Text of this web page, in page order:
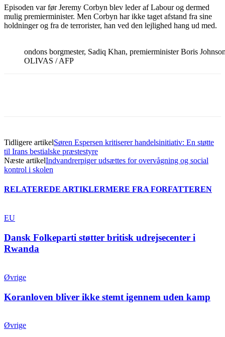
Episoden var før Jeremy Corbyn blev leder af Labour og dermed
mulig premierminister. Men Corbyn har ikke taget afstand fra sine
holdninger og fra de terrorister, han ved den lejlighed hang ud med.
ondons borgmester, Sadiq Khan, premierminister Boris
OLIVAS / AFP
Tidligere artikelSøren Espersen kritiserer handelsinitiativ: En støtte
til Irans bestialske præstestyre
Næste artikelIndvandrerpiger udsættes for overvågning og social
kontrol i skolen
RELATEREDE ARTIKLERMERE FRA FORFATTEREN
EU
Dansk Folkeparti støtter britisk udrejsecenter i
Rwanda
Øvrige
Koranloven bliver ikke stemt igennem uden kamp
Øvrige